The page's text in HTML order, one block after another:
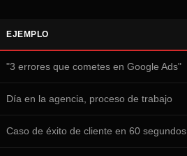
EJEMPLO
"3 errores que cometes en Google Ads"
Día en la agencia, proceso de trabajo
Caso de éxito de cliente en 60 segundos